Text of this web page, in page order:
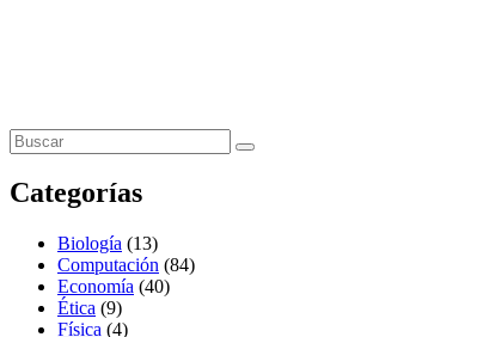
Categorías
Biología (13)
Computación (84)
Economía (40)
Ética (9)
Física (4)